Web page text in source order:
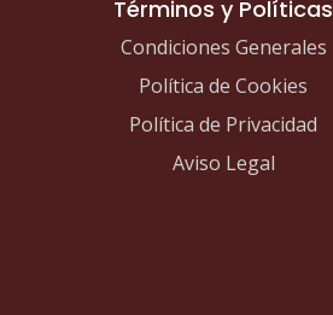
Términos y Políticas
Condiciones Generales
Política de Cookies
Política de Privacidad
Aviso Legal